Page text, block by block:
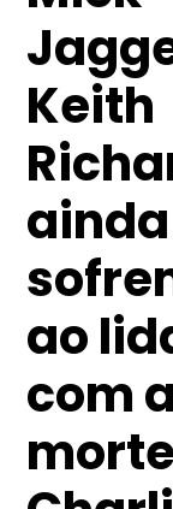
Keith
ainda
ao
com a